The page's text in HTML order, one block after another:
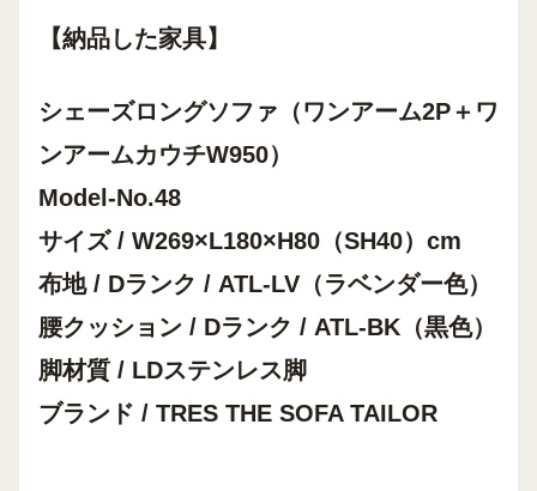
【納品した家具】
シェーズロングソファ（ワンアーム2P＋ワ
ンアームカウチW950）
Model-No.48
サイズ / W269×L180×H80（SH40）cm
布地 / Dランク / ATL-LV （ラベンダー色）
腰クッション / Dランク / ATL-BK（黒色）
脚材質 / LDステンレス脚
ブランド / TRES THE SOFA TAILOR